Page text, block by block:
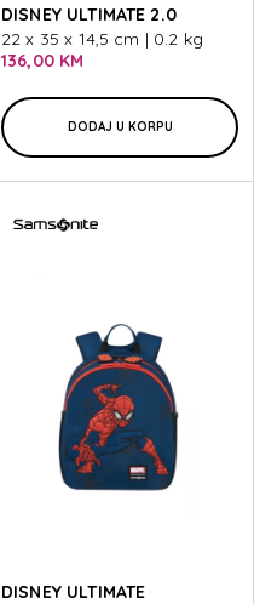
DISNEY ULTIMATE 2.0
22 x 35 x 14,5 cm | 0.2 kg
136,00 KM
DODAJ U KORPU
DISNEY ULTIMATE